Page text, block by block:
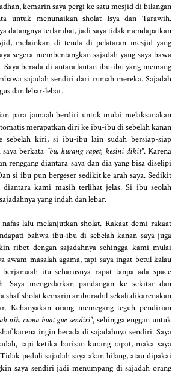
kemarin saya pergi ke satu mesjid di bilangan
untuk menunaikan sholat Isya dan Tarawih.
datangnya terlambat, jadi saya tidak mendapatkan
melainkan di tenda di pelataran mesjid yang
segera membentangkan sajadah yang saya bawa
berada di antara lautan ibu-ibu yang memang
sajadah sendiri dari rumah mereka. Sajadah
dan lebar-lebar.
para jamaah berdiri untuk mulai melaksanakan
merapatkan diri ke ibu-ibu di sebelah kanan
sebelah kiri, si ibu-ibu lain sudah bersiap-siap
berkata "bu, kurang rapet, kesini dikit". Karena
renggang diantara saya dan dia yang bisa diselipi
si ibu pun bergeser sedikit ke arah saya. Sedikit
diantara kami masih terlihat jelas. Si ibu seolah
yang indah dan lebar.
nafas lalu melanjutkan sholat. Rakaat demi rakaat
bahwa ibu-ibu di sebelah kanan saya juga
ribet dengan sajadahnya sehingga kami mulai
awam masalah agama, tapi saya ingat betul kalau
itu seharusnya rapat tanpa ada space
Saya mengedarkan pandangan ke sekitar dan
shaf sholat kemarin amburadul sekali dikarenakan
Kebanyakan orang memegang teguh pendirian
nih. cuma buat gue sendiri", sehingga enggan untuk
karena ingin berada di sajadahnya sendiri. Saya
tapi ketika barisan kurang rapat, maka saya
peduli sajadah saya akan hilang, atau dipakai
saya sendiri jadi menumpang di sajadah orang